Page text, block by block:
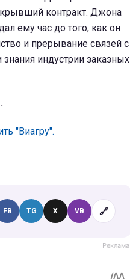
контракт. Джона
ему час до того, как он
и прерывание связей с
индустрии заказных
"Виагру".
FB TG X VB 🔗